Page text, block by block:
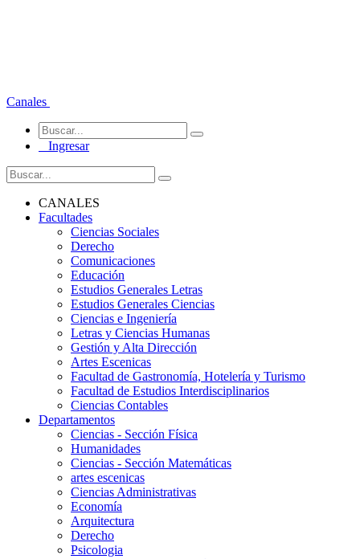
Canales
Ingresar
CANALES
Facultades
Ciencias Sociales
Derecho
Comunicaciones
Educación
Estudios Generales Letras
Estudios Generales Ciencias
Ciencias e Ingeniería
Letras y Ciencias Humanas
Gestión y Alta Dirección
Artes Escenicas
Facultad de Gastronomía, Hotelería y Turismo
Facultad de Estudios Interdisciplinarios
Ciencias Contables
Departamentos
Ciencias - Sección Física
Humanidades
Ciencias - Sección Matemáticas
artes escenicas
Ciencias Administrativas
Economía
Arquitectura
Derecho
Psicologia